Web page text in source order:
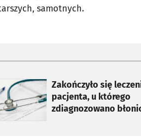
samotnych.
Zakończyło się
pacjenta, u którego
zdiagnozowano
się w nowej karcie